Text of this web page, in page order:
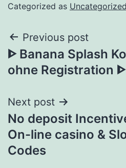
Categorized as Uncategorized
Previous post
ᐈ Banana Splash
ohne Registration ᐈ
Next post
No deposit
On-line casino &
Codes